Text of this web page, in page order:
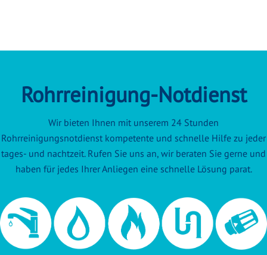
Rohrreinigung-Notdienst
Wir bieten Ihnen mit unserem 24 Stunden
Rohrreinigungsnotdienst kompetente und schnelle Hilfe zu jeder
tages- und nachtzeit. Rufen Sie uns an, wir beraten Sie gerne und
haben für jedes Ihrer Anliegen eine schnelle Lösung parat.